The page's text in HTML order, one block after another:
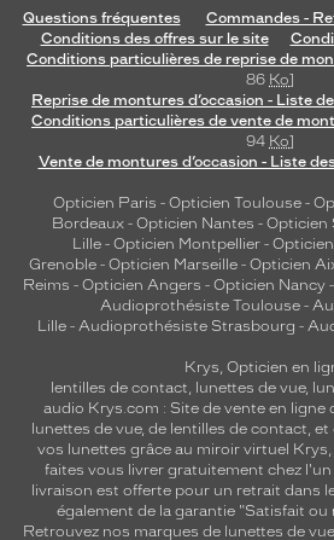
Questions fréquentes
Commandes -
Conditions des offres sur le site
Conditions particulières de reprise de
86 Ko]
Reprise de montures d’occasion - Liste
Conditions particulières de vente de
94 Ko]
Vente de montures d’occasion - Liste
Opticien Paris - Opticien Toulouse-
Bordeaux- Opticien Nantes - Opticien
Lille - Opticien Montpellier -
Grenoble - Opticien Marseille - Opticien
Reims - Opticien Angers - Opticien Nancy -
Audioprothésiste Toulouse-
Lille- Audioprothésiste Strasbourg -
Krys, Opticien en
lentilles de contact, lunettes de vue,
audio Krys.com : Site de vente en ligne
lunettes de vue, de lentilles de contact, et
vos lunettes grâce au miroir virtuel
faites vous livrer gratuitement chez
livraison est offerte pour un retrait dans
également de la garantie "Satisfait ou
Retrouvez nos marques de lunettes de